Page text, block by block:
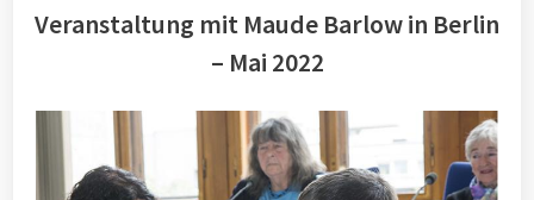
Veranstaltung mit Maude Barlow in Berlin
– Mai 2022